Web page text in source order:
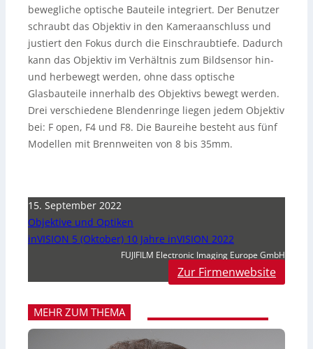
bewegliche optische Bauteile integriert. Der Benutzer
schraubt das Objektiv in den Kameraanschluss und
justiert den Fokus durch die Einschraubtiefe. Dadurch
kann das Objektiv im Verhältnis zum Bildsensor hin-
und herbewegt werden, ohne dass optische
Glasbauteile innerhalb des Objektivs bewegt werden.
Drei verschiedene Blendenringe liegen jedem Objektiv
bei: F open, F4 und F8. Die Baureihe besteht aus fünf
Modellen mit Brennweiten von 8 bis 35mm.
15. September 2022
Objektive und Optiken
inVISION 5 (Oktober) 10 Jahre inVISION 2022
FUJIFILM Electronic Imaging Europe GmbH
Zur Firmenwebsite
MEHR ZUM THEMA